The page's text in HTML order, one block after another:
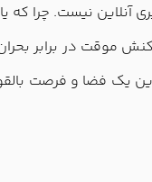
آنلاین نیست. چرا که
موقت در برابر
یک فضا و فرصت